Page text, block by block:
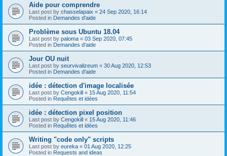
Aide pour comprendre
Last post by chasselapaix « 24 Sep 2020, 16:14
Posted in Demandes d'aide
Problème sous Ubuntu 18.04
Last post by paloma « 03 Sep 2020, 07:45
Posted in Demandes d'aide
Jour OU nuit
Last post by seurvivalizeum « 30 Aug 2020, 12:53
Posted in Demandes d'aide
idée : détection d'image localisée
Last post by Cengokill « 15 Aug 2020, 11:54
Posted in Requêtes et idées
idée : détection pixel position
Last post by Cengokill « 15 Aug 2020, 11:46
Posted in Requêtes et idées
Writing "code only" scripts
Last post by eureka « 01 Aug 2020, 12:25
Posted in Requests and ideas